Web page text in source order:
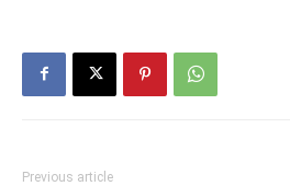
Previous article